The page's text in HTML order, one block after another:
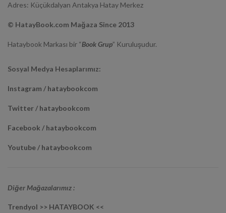
Adres: Küçükdalyan Antakya Hatay Merkez
© HatayBook.com Mağaza Since 2013
Hataybook Markası bir “Book Grup” Kuruluşudur.
Sosyal Medya Hesaplarımız:
Instagram / hataybookcom
Twitter / hataybookcom
Facebook / hataybookcom
Youtube / hataybookcom
Diğer Mağazalarımız :
Trendyol >> HATAYBOOK <<